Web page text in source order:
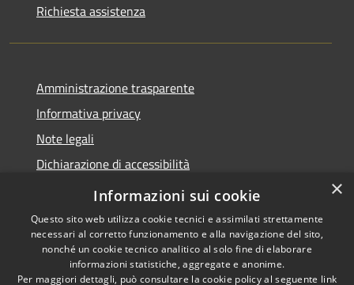
Richiesta assistenza
Amministrazione trasparente
Informativa privacy
Note legali
Dichiarazione di accessibilità
Moduli Privacy Amministrazione trasparente
Copyright © 2026 • Comune di
×
Informazioni sui cookie
Questo sito web utilizza cookie tecnici e assimilati strettamente
necessari al corretto funzionamento e alla navigazione del sito,
nonché un cookie tecnico analitico al solo fine di elaborare
informazioni statistiche, aggregate e anonime.
Per maggiori dettagli, può consultare la cookie policy al seguente link